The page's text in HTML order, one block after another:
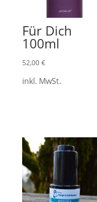
Für Dich
100ml
52,00 €
inkl. MwSt.